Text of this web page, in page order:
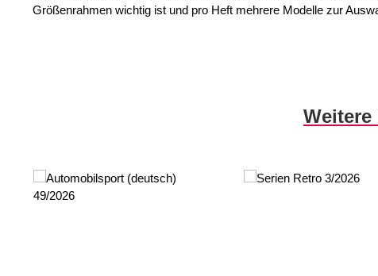
Größenrahmen wichtig ist und pro Heft mehrere Modelle zur